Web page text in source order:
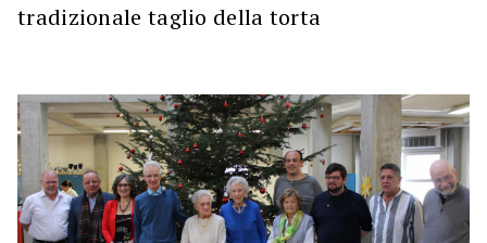
tradizionale taglio della torta